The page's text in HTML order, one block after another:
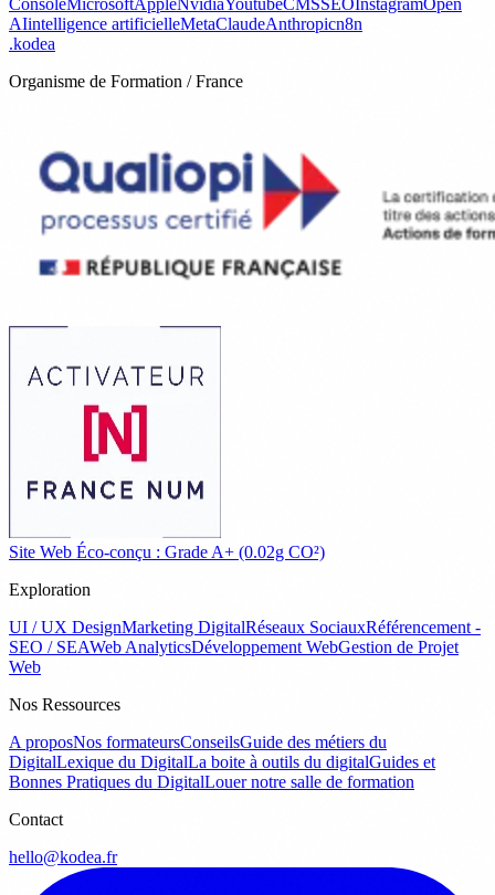
ConsoleMicrosoftAppleNvidiaYoutubeCMSSEO InstagramOpen
AIintelligence artificielleMetaClaudeAnthropicn8n
.kodea
Organisme de Formation / France
Site Web Éco-conçu : Grade A+ (0.02g CO²)
Exploration
UI / UX DesignMarketing DigitalRéseaux SociauxRéférencement -
SEO / SEAWeb AnalyticsDéveloppement WebGestion de Projet
Web
Nos Ressources
A proposNos formateursConseilsGuide des métiers du
DigitalLexique du DigitalLa boite à outils du digitalGuides et
Bonnes Pratiques du DigitalLouer notre salle de formation
Contact
hello@kodea.fr